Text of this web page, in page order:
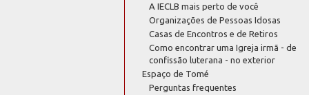
A IECLB mais perto de você
Organizações de Pessoas Idosas
Casas de Encontros e de Retiros
Como encontrar uma Igreja irmã - de
confissão luterana - no exterior
Espaço de Tomé
Perguntas frequentes